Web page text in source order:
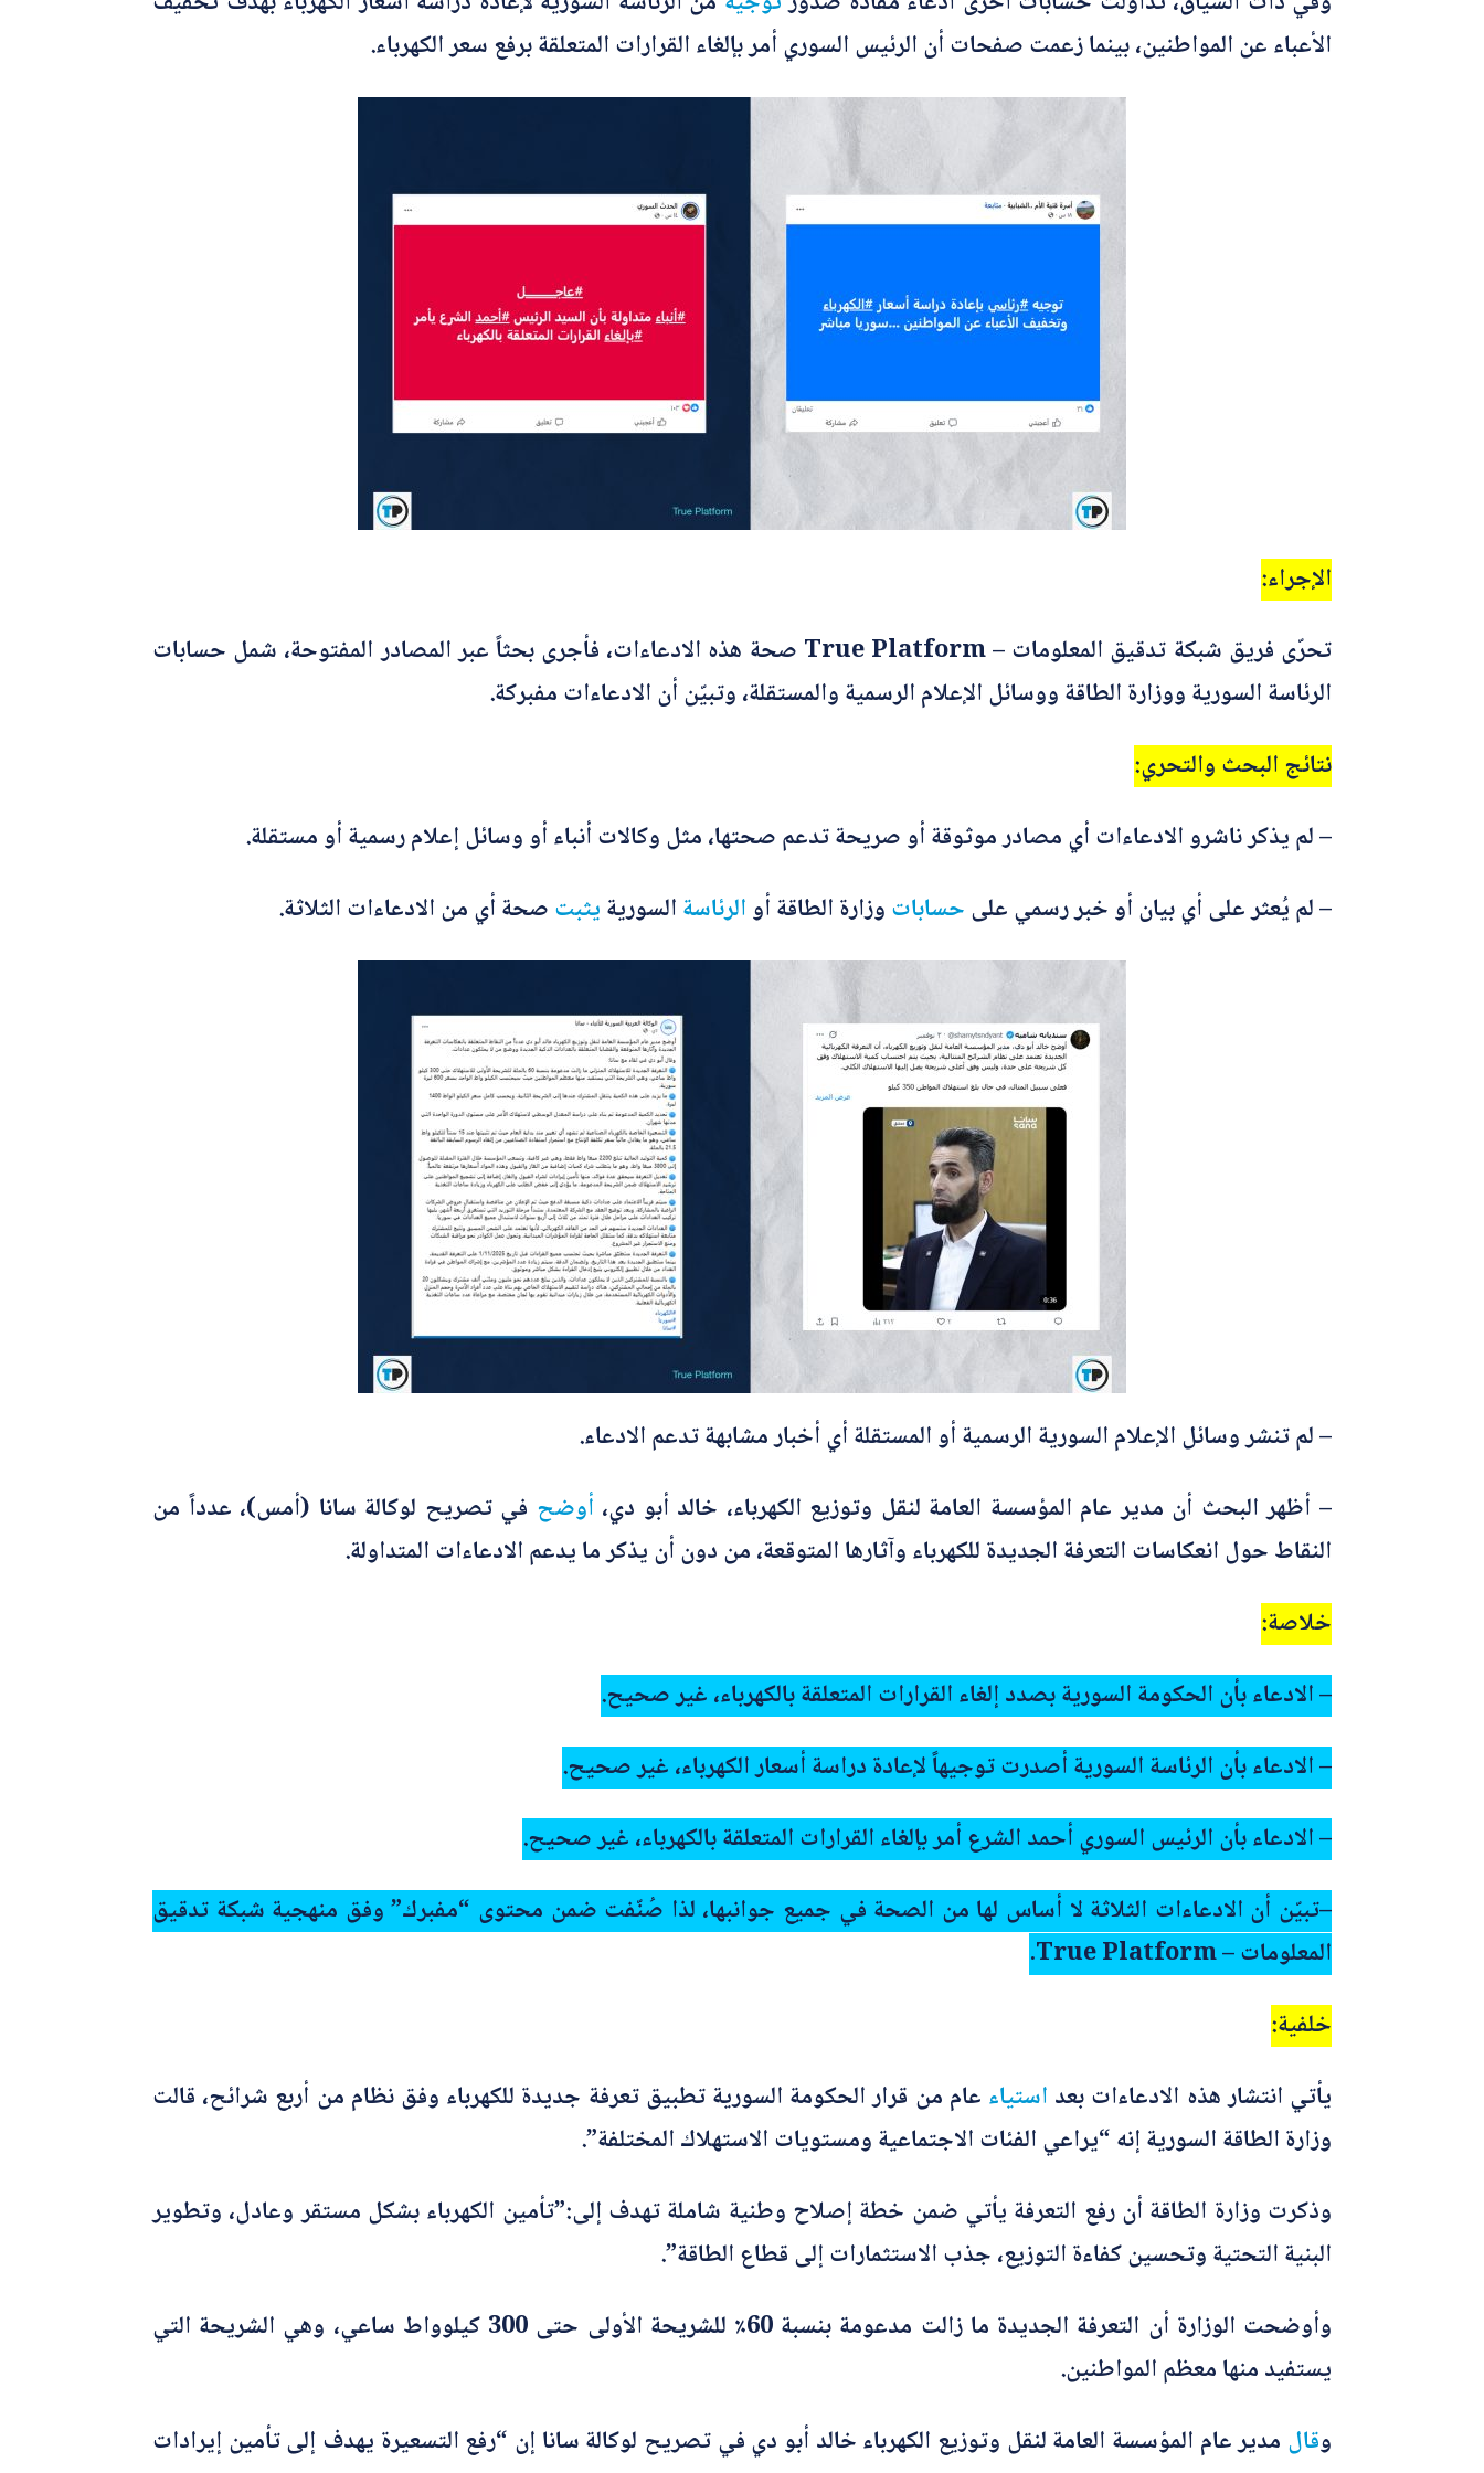
ي
ح
*
الأعباء عن المواطنين، بينما زعمت صفحات أن الرئيس السوري أمر بإلغاء القرارات المتعلقة برفع سعر الكهرباء.
الإجراء:
تحرّى فريق شبكة تدقيق المعلومات – True Platform صحة هذه الادعاءات، فأجرى بحثاً عبر المصادر المفتوحة، شمل حسابات
الرئاسة السورية ووزارة الطاقة ووسائل الإعلام الرسمية والمستقلة، وتبيّن أن الادعاءات مفبركة.
نتائج البحث والتحري:
– لم يذكر ناشرو الادعاءات أي مصادر موثوقة أو صريحة تدعم صحتها، مثل وكالات أنباء أو وسائل إعلام رسمية أو مستقلة.
– لم يُعثر على أي بيان أو خبر رسمي علىحساباتوزارة الطاقة أوالرئاسةالسوريةيثبتصحة أي من الادعاءات الثلاثة.
– لم تنشر وسائل الإعلام السورية الرسمية أو المستقلة أي أخبار مشابهة تدعم الادعاء.
– أظهر البحث أن مدير عام المؤسسة العامة لنقل وتوزيع الكهرباء، خالد أبو دي، أوضح في تصريح لوكالة سانا (أمس)، عدداً من
النقاط حول انعكاسات التعرفة الجديدة للكهرباء وآثارها المتوقعة، من دون أن يذكر ما يدعم الادعاءات المتداولة.
خلاصة:
– الادعاء بأن الحكومة السورية بصدد إلغاء القرارات المتعلقة بالكهرباء، غير صحيح.
– الادعاء بأن الرئاسة السورية أصدرت توجيهاً لإعادة دراسة أسعار الكهرباء، غير صحيح.
– الادعاء بأن الرئيس السوري أحمد الشرع أمر بإلغاء القرارات المتعلقة بالكهرباء، غير صحيح.
–تبيّن أن الادعاءات الثلاثة لا أساس لها من الصحة في جميع جوانبها، لذا صُنّفت ضمن محتوى “مفبرك” وفق منهجية شبكة تدقيق
المعلومات – True Platform.
خلفية:
يأتي انتشار هذه الادعاءات بعد استياء عام من قرار الحكومة السورية تطبيق تعرفة جديدة للكهرباء وفق نظام من أربع شرائح، قالت
وزارة الطاقة السورية إنه “يراعي الفئات الاجتماعية ومستويات الاستهلاك المختلفة”.
وذكرت وزارة الطاقة أن رفع التعرفة يأتي ضمن خطة إصلاح وطنية شاملة تهدف إلى:”تأمين الكهرباء بشكل مستقر وعادل، وتطوير
البنية التحتية وتحسين كفاءة التوزيع، جذب الاستثمارات إلى قطاع الطاقة”.
وأوضحت الوزارة أن التعرفة الجديدة ما زالت مدعومة بنسبة 60٪ للشريحة الأولى حتى 300 كيلوواط ساعي، وهي الشريحة التي
يستفيد منها معظم المواطنين.
وقال مدير عام المؤسسة العامة لنقل وتوزيع الكهرباء خالد أبو دي في تصريح لوكالة سانا إن “رفع التسعيرة يهدف إلى تأمين إيرادات